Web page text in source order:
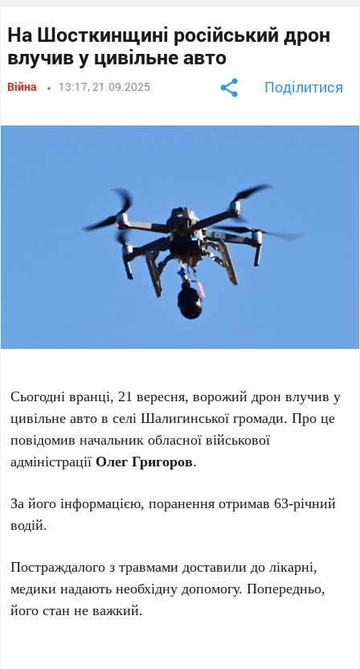
На Шосткинщині російський дрон
влучив у цивільне авто
Війна 13:17, 21.09.2025 Поділитися
Сьогодні вранці, 21 вересня, ворожий дрон влучив у
цивільне авто в селі Шалигинської громади. Про це
повідомив начальник обласної військової
адміністрації Олег Григоров.
За його інформацією, поранення отримав 63-річний
водій.
Постраждалого з травмами доставили до лікарні,
медики надають необхідну допомогу. Попередньо,
його стан не важкий.